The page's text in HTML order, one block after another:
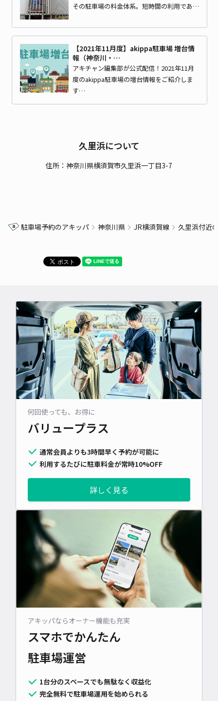
その駐車場の料金体系。短時間の利用であ…
【2021年11月度】akippa駐車場 増台情
報（神奈川・…
アキチャン編集部が公式配信！2021年11月
度のakippa駐車場の増台情報をご紹介しま
す…
久里浜について
住所：神奈川県横須賀市久里浜一丁目3-7
駐車場予約のアキッパ 神奈川県 JR横須賀線 久里浜付近
何回使っても、お得に
バリュープラス
通常会員よりも3時間早く予約が可能に
利用するたびに駐車料金が常時10%OFF
詳しく見る
アキッパならオーナー機能も充実
スマホでかんたん
駐車場運営
1台分のスペースでも無駄なく収益化
完全無料で駐車場運用を始められる